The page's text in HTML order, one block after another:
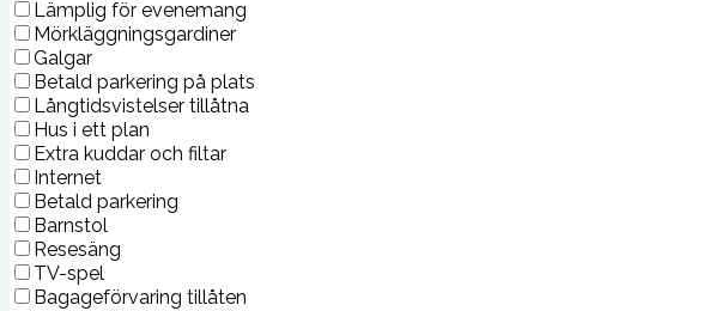
Lämplig för evenemang
Mörkläggningsgardiner
Galgar
Betald parkering på plats
Långtidsvistelser tillåtna
Hus i ett plan
Extra kuddar och filtar
Internet
Betald parkering
Barnstol
Resesäng
TV-spel
Bagageförvaring tillåten